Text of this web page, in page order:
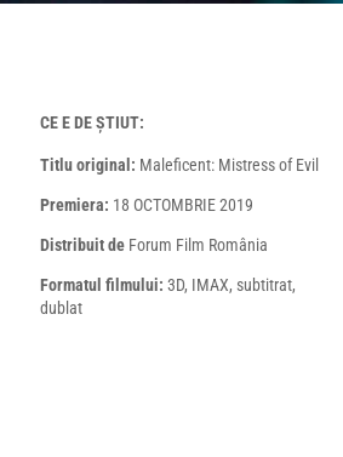
CE E DE ȘTIUT:
Titlu original: Maleficent: Mistress of Evil
Premiera: 18 OCTOMBRIE 2019
Distribuit deForum Film România
Formatul filmului: 3D, IMAX, subtitrat,
dublat